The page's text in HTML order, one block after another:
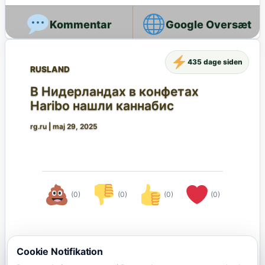
Google Oversæt
RUSLAND
В Нидерландах в конфетах
Haribo нашли каннабис
rg.ru maj 29, 2025
(0) (0) (0) (0)
435 dage siden
Cookie Notifikation